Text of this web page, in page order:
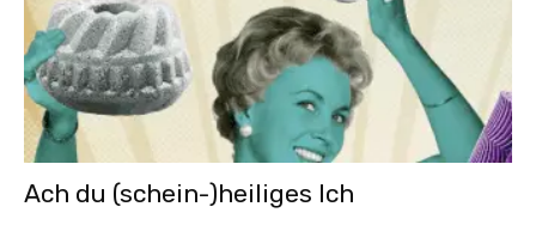
Ach du (schein-)heiliges Ich